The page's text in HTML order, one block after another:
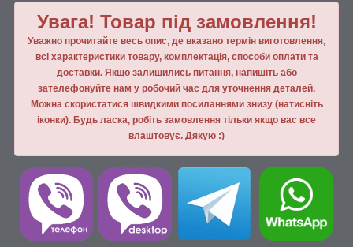
Увага! Товар під замовлення!
Уважно прочитайте весь опис, де вказано термін виготовлення,
всі характеристики товару, комплектація, способи оплати та
доставки. Якщо залишились питання, напишiть або
зателефонуйте нам у робочий час для уточнення деталей.
Можна скористатися швидкими посиланнями знизу (натисніть
іконки). Будь ласка, робiть замовлення тiльки якщо вас все
влаштовує. Дякую :)